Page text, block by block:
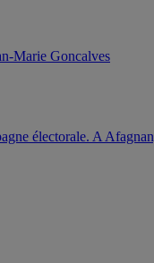
Marie Goncalves